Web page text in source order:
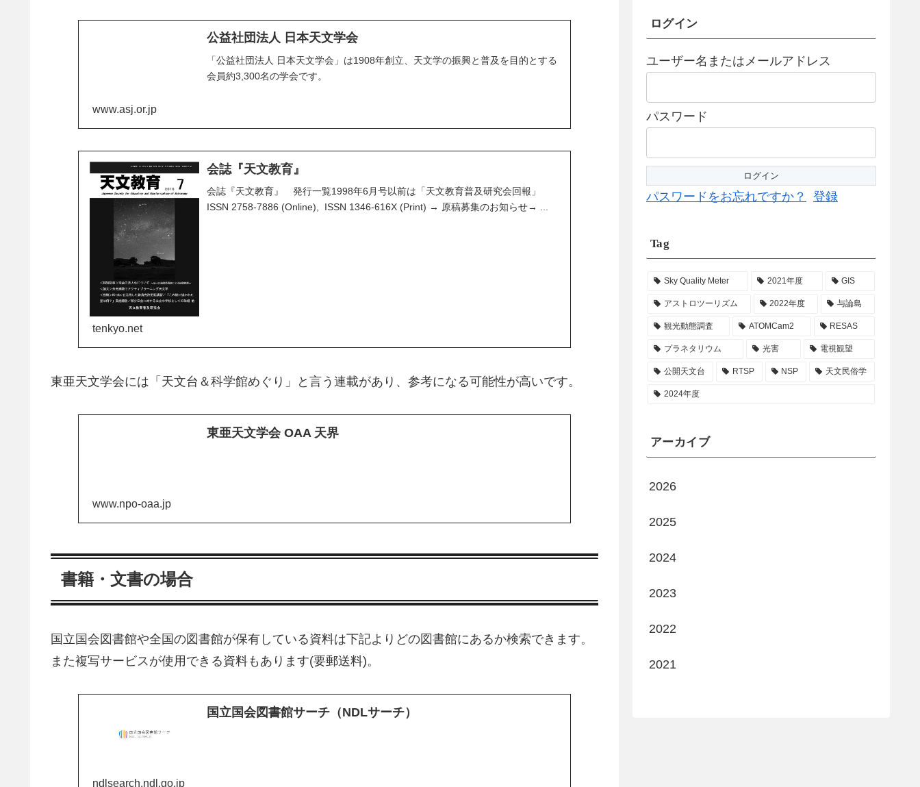
公益社団法人 日本天文学会
「公益社団法人 日本天文学会」は1908年創立、天文学の振興と普及を目的とする
会員約3,300名の学会です。
www.asj.or.jp
会誌『天文教育』
会誌『天文教育』 発行一覧1998年6月号以前は「天文教育普及研究会回報」
ISSN 2758-7886 (Online), ISSN 1346-616X (Print) → 原稿募集のお知らせ→ ...
tenkyo.net
東亜天文学会には「天文台＆科学館めぐり」と言う連載があり、参考になる可能性が高いです。
東亜天文学会 OAA 天界
www.npo-oaa.jp
書籍・文書の場合
国立国会図書館や全国の図書館が保有している資料は下記よりどの図書館にあるか検索できます。
また複写サービスが使用できる資料もあります(要郵送料)。
国立国会図書館サーチ（NDLサーチ）
ndlsearch.ndl.go.jp
ログイン
ユーザー名またはメールアドレス
パスワード
パスワードをお忘れですか？ 登録
Tag
Sky Quality Meter 2021年度 GIS
アストロツーリズム 2022年度 与論島
観光動態調査 ATOMCam2 RESAS
プラネタリウム 光害 電視観望
公開天文台 RTSP NSP 天文民俗学
2024年度
アーカイブ
2026
2025
2024
2023
2022
2021